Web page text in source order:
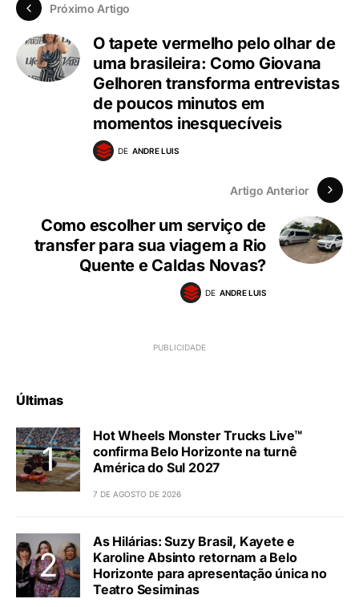
Próximo Artigo
O tapete vermelho pelo olhar de
uma brasileira: Como Giovana
Gelhoren transforma entrevistas
de poucos minutos em
momentos inesquecíveis
DE ANDRE LUIS
Artigo Anterior
Como escolher um serviço de
transfer para sua viagem a Rio
Quente e Caldas Novas?
DE ANDRE LUIS
Últimas
Hot Wheels Monster Trucks Live™
confirma Belo Horizonte na turnê
América do Sul 2027
7 DE AGOSTO DE 2026
As Hilárias: Suzy Brasil, Kayete e
Karoline Absinto retornam a Belo
Horizonte para apresentação única no
Teatro Sesiminas